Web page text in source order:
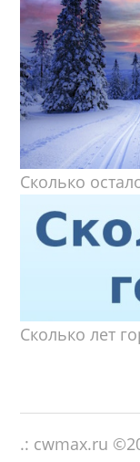
Сколько
Сколько лет
.: cwmax.ru ©